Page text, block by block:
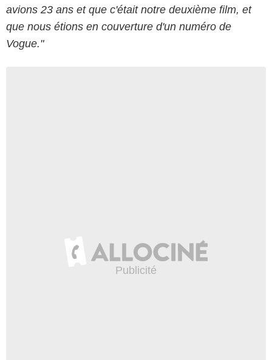
avions 23 ans et que c'était notre deuxième film, et
que nous étions en couverture d'un numéro de
Vogue."